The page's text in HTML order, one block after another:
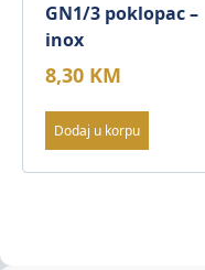
GN1/3 poklopac –
inox
8,30 KM
Dodaj u korpu